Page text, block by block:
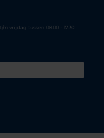
vrijdag tussen 08.00 - 17.30